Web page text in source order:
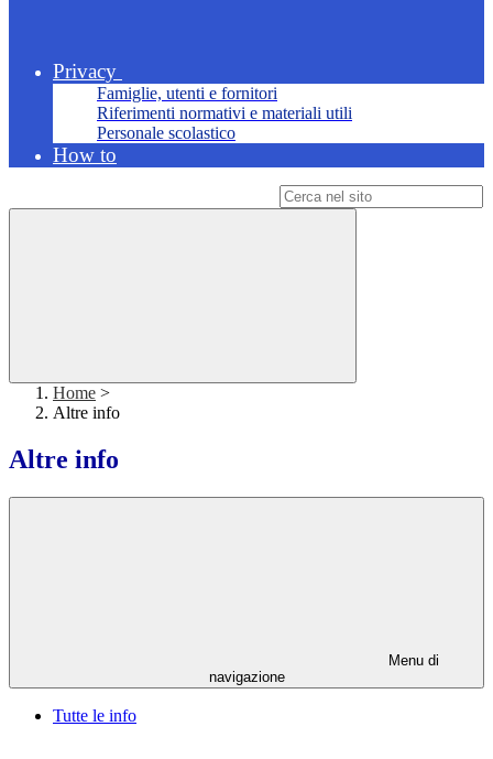
Privacy
Famiglie, utenti e fornitori
Riferimenti normativi e materiali utili
Personale scolastico
How to
Home >
Altre info
Altre info
Menu di
navigazione
Tutte le info